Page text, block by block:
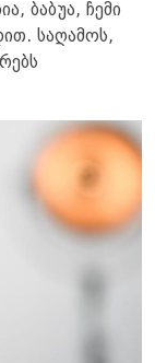
ბაბუა, ჩემი
საღამოს,